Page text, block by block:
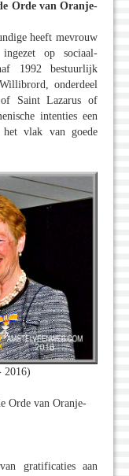
Orde van Oranje-
heeft mevrouw
op sociaal-
1992 bestuurlijk
onderdeel
Saint Lazarus of
intenties een
vlak van goede
2016)
Orde van Oranje-
gratificaties aan